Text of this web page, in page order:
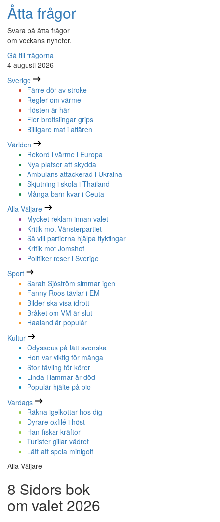
Åtta frågor
Svara på åtta frågor
om veckans nyheter.
Gå till frågorna
4 augusti 2026
Sverige
Färre dör av stroke
Regler om värme
Hösten är här
Fler brottslingar grips
Billigare mat i affären
Världen
Rekord i värme i Europa
Nya platser att skydda
Ambulans attackerad i Ukraina
Skjutning i skola i Thailand
Många barn kvar i Ceuta
Alla Väljare
Mycket reklam innan valet
Kritik mot Vänsterpartiet
Så vill partierna hjälpa flyktingar
Kritik mot Jomshof
Politiker reser i Sverige
Sport
Sarah Sjöström simmar igen
Fanny Roos tävlar i EM
Bilder ska visa idrott
Bråket om VM är slut
Haaland är populär
Kultur
Odysseus på lätt svenska
Hon var viktig för många
Stor tävling för körer
Linda Hammar är död
Populär hjälte på bio
Vardags
Räkna igelkottar hos dig
Dyrare oxfilé i höst
Han fiskar kräftor
Turister gillar vädret
Lätt att spela minigolf
Alla Väljare
8 Sidors bok
om valet 2026